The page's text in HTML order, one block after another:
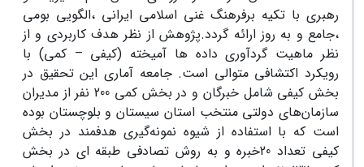
رهبری با تکیه برفرهنگ غنی اسلامی ایرانی ،الگویی بومی
،جامع و به روز ارائه گردد.پژوهش از نظر هدف کاربردی و از
نظر ماهیت گردآوری داده ها آمیخته (کیفی – کمی) با
رویکرد اکتشافی متوالی است. جامعه آماری این تحقیق در
بخش کیفی شامل خبرگان و در بخش کمی 200 نفر از مدیران
سازمان‌های دولتی منتخب استان سیستان و بلوچستان بوده
است که با استفاده از شیوه نمونه‌گیری هدفمند در بخش
کیفی تعداد 20خبره و به روش تصادفی طبقه ای در بخش